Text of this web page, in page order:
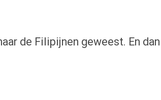
de Filipijnen geweest. En